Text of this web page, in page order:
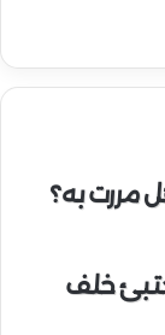
مررت به؟
خلف